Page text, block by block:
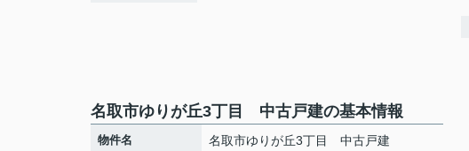
名取市ゆりが丘3丁目 中古戸建の基本情報
物件名 名取市ゆりが丘3丁目 中古戸建